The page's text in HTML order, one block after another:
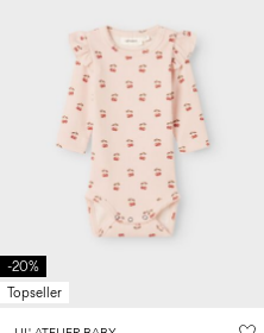
-20%
Topseller